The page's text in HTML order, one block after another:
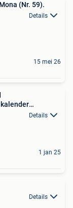
(Nr. 59).
Details
15 mei 26
Details
1 jan 25
Details